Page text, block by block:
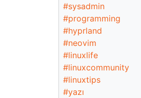
#sysadmin
#programming
#hyprland
#neovim
#linuxlife
#linuxcommunity
#linuxtips
#yazı